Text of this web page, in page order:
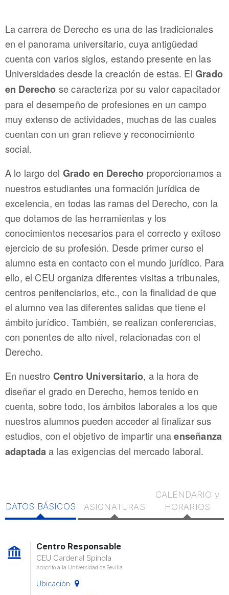
La carrera de Derecho es una de las tradicionales
en el panorama universitario, cuya antigüedad
cuenta con varios siglos, estando presente en las
Universidades desde la creación de estas. El Grado
en Derecho se caracteriza por su valor capacitador
para el desempeño de profesiones en un campo
muy extenso de actividades, muchas de las cuales
cuentan con un gran relieve y reconocimiento
social.
A lo largo del Grado en Derecho proporcionamos a
nuestros estudiantes una formación jurídica de
excelencia, en todas las ramas del Derecho, con la
que dotamos de las herramientas y los
conocimientos necesarios para el correcto y exitoso
ejercicio de su profesión. Desde primer curso el
alumno esta en contacto con el mundo jurídico. Para
ello, el CEU organiza diferentes visitas a tribunales,
centros penitenciarios, etc., con la finalidad de que
el alumno vea las diferentes salidas que tiene el
ámbito jurídico. También, se realizan conferencias,
con ponentes de alto nivel, relacionadas con el
Derecho.
En nuestro Centro Universitario, a la hora de
diseñar el grado en Derecho, hemos tenido en
cuenta, sobre todo, los ámbitos laborales a los que
nuestros alumnos pueden acceder al finalizar sus
estudios, con el objetivo de impartir unaenseñanza
adaptadaa las exigencias del mercado laboral.
DATOS BÁSICOS ASIGNATURAS
CALENDARIO y
HORARIOS
Centro Responsable
CEU Cardenal Spínola
Adscrito a la Universidad de Sevilla
Ubicación